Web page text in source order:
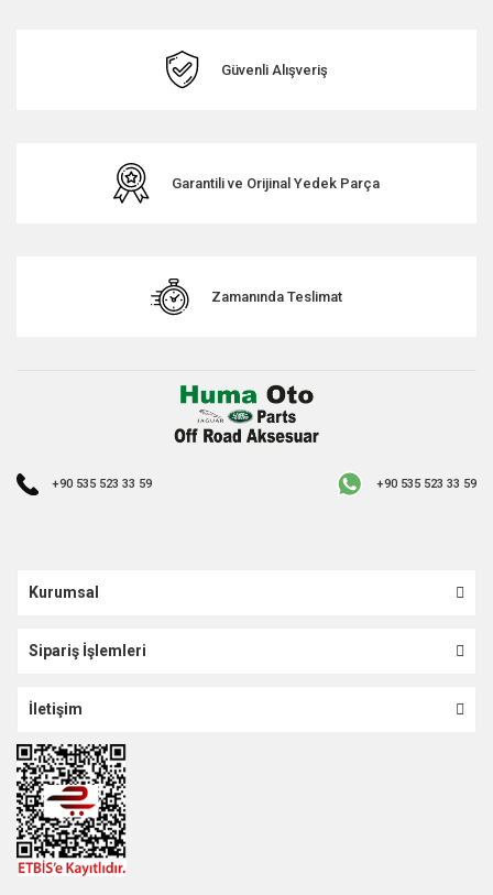
Ürün fiyatı diğer sitelerden daha pahalı.
Bu ürüne benzer farklı alternatifler olmalı.
Güvenli Alışveriş
Garantili ve Orijinal Yedek Parça
Zamanında Teslimat
+90 535 523 33 59 +90 535 523 33 59
Kurumsal
Sipariş İşlemleri
İletişim